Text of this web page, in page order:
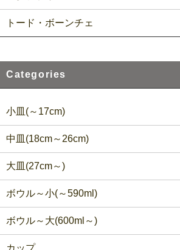
トード・ボーンチェ
Categories
小皿(～17cm)
中皿(18cm～26cm)
大皿(27cm～)
ボウル～小(～590ml)
ボウル～大(600ml～)
カップ